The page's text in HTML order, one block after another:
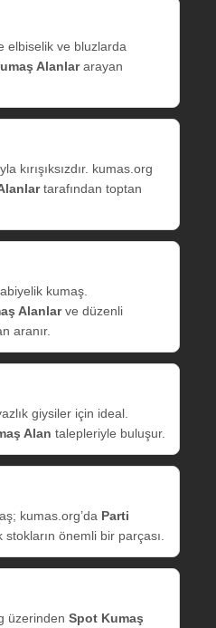
elbiselik ve bluzlarda
Alanlararayan
kırışıksızdır. kumas.org
tarafından toptan
kumaş.
Alanlarve düzenli
aranır.
giysiler için ideal.
Alan talepleriyle buluşur.
kumas.org’da Parti
stokların önemli bir parçası.
üzerinden Spot Kumaş